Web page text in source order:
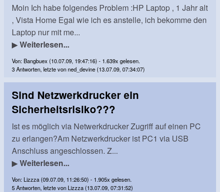
Moin Ich habe folgendes Problem :HP Laptop , 1 Jahr alt
, Vista Home Egal wie ich es anstelle, ich bekomme den
Laptop nur mit me...
▶Weiterlesen...
Von: Bangbuex (10.07.09, 19:47:16) - 1.639x gelesen.
3 Antworten, letzte von ned_devine (13.07.09, 07:34:07)
Sind Netzwerkdrucker ein
Sicherheitsrisiko???
Ist es möglich via Netwerkdrucker Zugriff auf einen PC
zu erlangen?Am Netzwerkdrucker ist PC1 via USB
Anschluss angeschlossen. Z...
▶Weiterlesen...
Von: Lizzza (09.07.09, 11:26:50) - 1.905x gelesen.
5 Antworten, letzte von Lizzza (13.07.09, 07:31:52)